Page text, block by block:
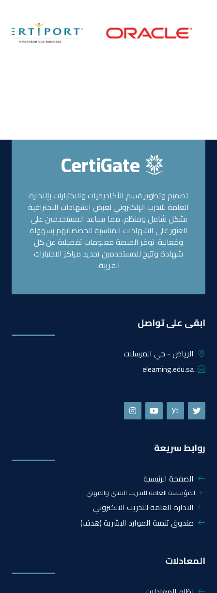
CertiGate
تصميم وتطوير قسم الأكاديميات والاختبارات بإلادارة
العامة للتدرب الإلكتروني لعرض الشهادات الاحترافية
بشكل شامل ومنظم، مما يساعد المستخدمين على
العثور على الشهادات المناسبة لتخصصاتهم بسهولة
وفعالية. توفر المنصة معلومات تفصيلية عن كل
شهادة وتتيح للمستخدمين تحديد مراكز الاختبارات
القريبة.
ابقى على تواصل
الرياض - حي المرسلات
elearning.edu.sa
روابط سريعة
الصفحة الرئيسية
المؤسسة العامة للتدريب التقني والمهني
الادارة العامة للتدريب الالكتروني
صندوق تنمية الموارد البشرية (هدف)
المعادلات